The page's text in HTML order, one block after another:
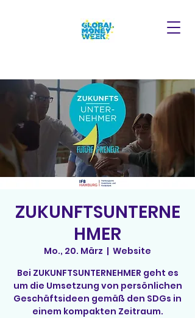
ZUKUNFTSUNTERNE
HMER
Mo., 20. März
  |
Website
Bei ZUKUNFTSUNTERNEHMER geht es
um die Umsetzung von persönlichen
Geschäftsideen gemäß den SDGs in
einem kompakten Zeitraum.